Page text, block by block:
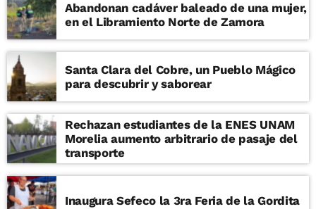
Abandonan cadáver baleado de una mujer,
en el Libramiento Norte de Zamora
Santa Clara del Cobre, un Pueblo Mágico
para descubrir y saborear
Rechazan estudiantes de la ENES UNAM
Morelia aumento arbitrario de pasaje del
transporte
Inaugura Sefeco la 3ra Feria de la Gordita